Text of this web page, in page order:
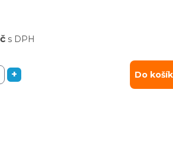
s DPH
+ Do